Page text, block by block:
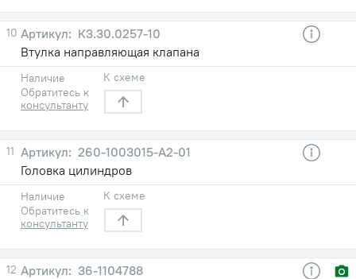
10
К3.30.0257-10
Втулка направляющая клапана
Наличие
Обратитесь к
консультанту
К схеме
11
260-1003015-А2-01
Головка цилиндров
Наличие
Обратитесь к
консультанту
К схеме
12
36-1104788